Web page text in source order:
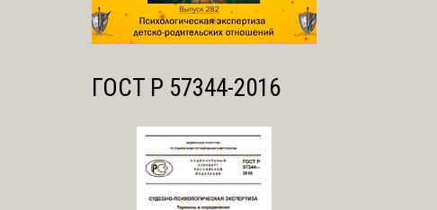
ГОСТ Р 57344-2016